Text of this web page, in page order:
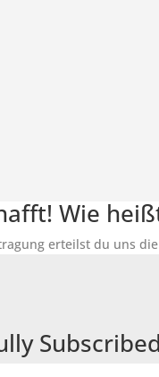
Wie
erteilst du uns